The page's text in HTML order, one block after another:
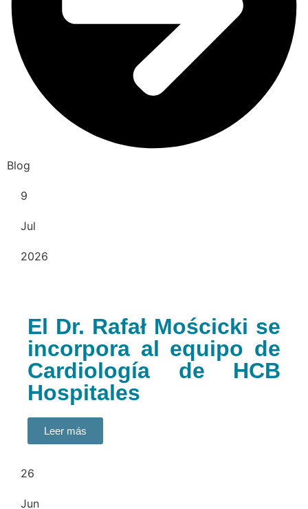
Blog
9
Jul
2026
El Dr. Rafał Mościcki se
incorpora al equipo de
Cardiología de HCB
Hospitales
Leer más
26
Jun